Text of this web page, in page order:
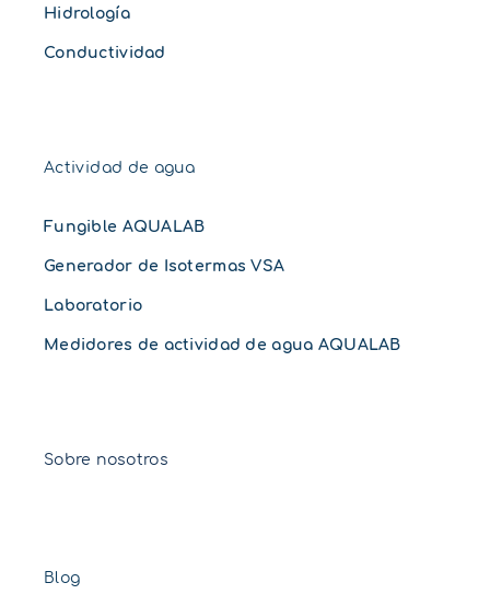
Hidrología
Conductividad
Actividad de agua
Fungible AQUALAB
Generador de Isotermas VSA
Laboratorio
Medidores de actividad de agua AQUALAB
Sobre nosotros
Blog